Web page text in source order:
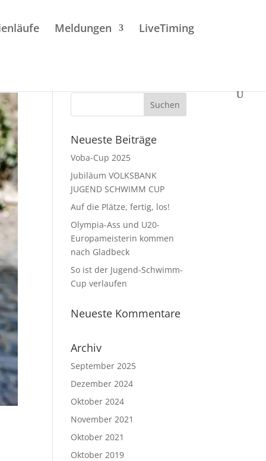
Meldungen LiveTiming
Neueste Beiträge
Voba-Cup 2025
Jubiläum VOLKSBANK
JUGEND SCHWIMM CUP
Auf die Plätze, fertig, los!
Olympia-Ass und U20-
Europameisterin kommen
nach Gladbeck
So ist der Jugend-Schwimm-
Cup verlaufen
Neueste Kommentare
Archiv
September 2025
Dezember 2024
Oktober 2024
November 2021
Oktober 2021
Oktober 2019